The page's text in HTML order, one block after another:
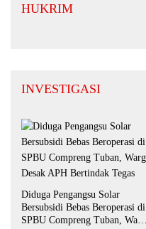
HUKRIM
INVESTIGASI
Diduga Pengangsu Solar
Bersubsidi Bebas Beroperasi di
SPBU Compreng Tuban, Warga